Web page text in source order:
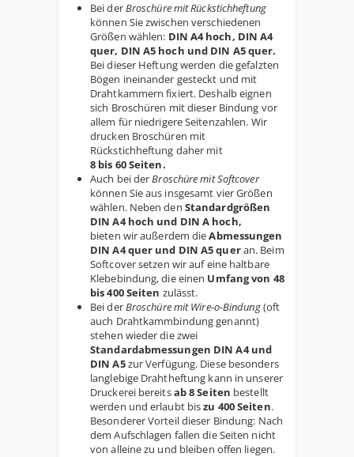
Bei derBroschüre mit Rückstichheftung
können Sie zwischen verschiedenen
Größen wählen: DIN A4 hoch, DIN A4
quer, DIN A5 hoch und DIN A5 quer.
Bei dieser Heftung werden die gefalzten
Bögen ineinander gesteckt und mit
Drahtkammern fixiert. Deshalb eignen
sich Broschüren mit dieser Bindung vor
allem für niedrigere Seitenzahlen. Wir
drucken Broschüren mit
Rückstichheftung daher mit
8 bis 60 Seiten.
Auch bei derBroschüre mit Softcover
können Sie aus insgesamt vier Größen
wählen. Neben den Standardgrößen
DIN A4 hoch und DIN A hoch,
bieten wir außerdem dieAbmessungen
DIN A4 quer und DIN A5 queran. Beim
Softcover setzen wir auf eine haltbare
Klebebindung, die einen Umfang von 48
bis 400 Seiten zulässt.
Bei derBroschüre mit Wire-o-Bindung(oft
auch Drahtkammbindung genannt)
stehen wieder die zwei
Standardabmessungen DIN A4 und
DIN A5zur Verfügung. Diese besonders
langlebige Drahtheftung kann in unserer
Druckerei bereitsab 8 Seiten bestellt
werden und erlaubt biszu 400 Seiten.
Besonderer Vorteil dieser Bindung: Nach
dem Aufschlagen fallen die Seiten nicht
von alleine zu und bleiben offen liegen.